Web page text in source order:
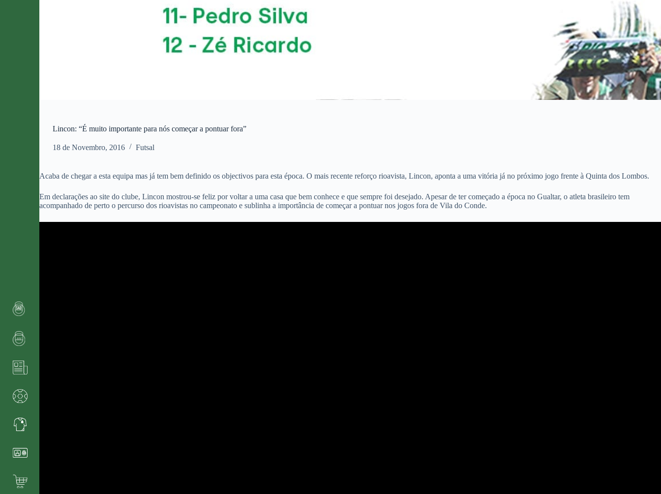
Lincon: “É muito importante para nós começar a pontuar fora”
18 de Novembro, 2016 Futsal
Acaba de chegar a esta equipa mas já tem bem definido os objectivos para esta época. O mais recente reforço rioavista, Lincon, aponta a uma vitória já no próximo jogo frente à Quinta dos Lombos.
Em declarações ao site do clube, Lincon mostrou-se feliz por voltar a uma casa que bem conhece e que sempre foi desejado. Apesar de ter começado a época no Gualtar, o atleta brasileiro tem
acompanhado de perto o percurso dos rioavistas no campeonato e sublinha a importância de começar a pontuar nos jogos fora de Vila do Conde.